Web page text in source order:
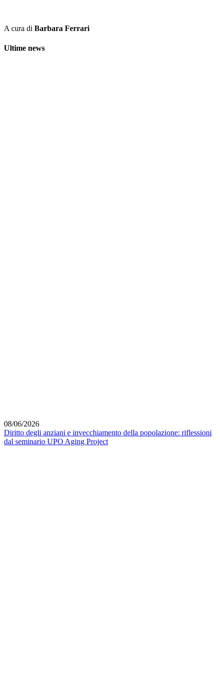
A cura di Barbara Ferrari
Ultime news
08/06/2026
Diritto degli anziani e invecchiamento della popolazione: riflessioni
dal seminario UPO Aging Project